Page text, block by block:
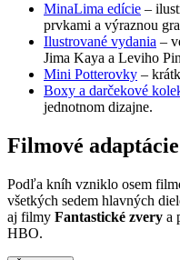
MinaLima edície –
prvkami a výraznou
Ilustrované vydania –
Jima Kaya a Leviho
Mini Potterovky –
Boxy a darčekové
jednotnom dizajne.
Filmové
Podľa kníh vzniklo osem
všetkých sedem hlavných
aj filmy Fantastické zvery a
HBO.